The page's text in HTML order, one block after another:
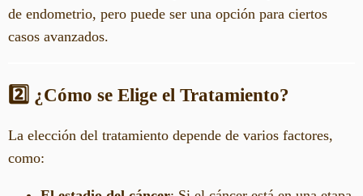
de endometrio, pero puede ser una opción para ciertos
casos avanzados.
2️⃣ ¿Cómo se Elige el Tratamiento?
La elección del tratamiento depende de varios factores,
como: